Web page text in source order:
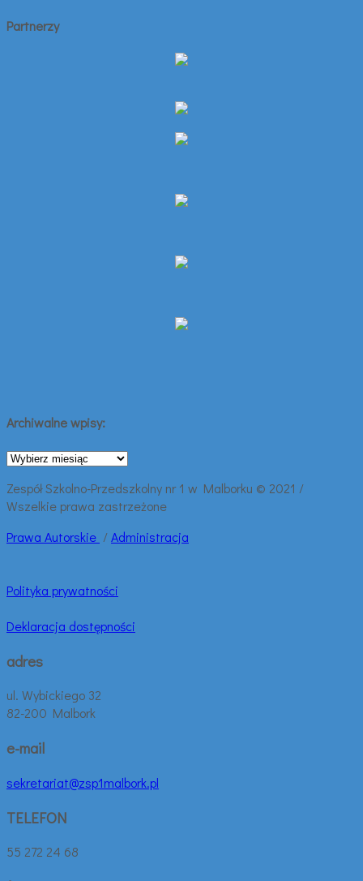
Partnerzy
Archiwalne wpisy:
Archiwalne
Zespół Szkolno-Przedszkolny nr 1 w Malborku © 2021 /
Wszelkie prawa zastrzeżone
Prawa Autorskie /Administracja
Polityka prywatności
Deklaracja dostępności
adres
ul. Wybickiego 32
82-200 Malbork
e-mail
sekretariat@zsp1malbork.pl
TELEFON
55 272 24 68